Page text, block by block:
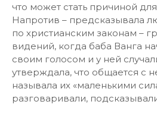
что может стать причиной
Напротив – предсказывала
по христианским законам –
видений, когда баба Ванга
своим голосом и у ней
утверждала, что общается с
называла их «маленькими
разговаривали,